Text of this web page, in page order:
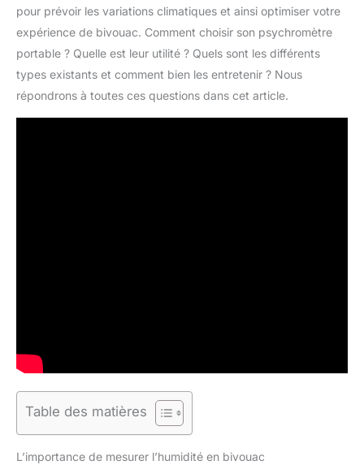
pour prévoir les variations climatiques et ainsi optimiser votre
expérience de bivouac. Comment choisir son psychromètre
portable ? Quelle est leur utilité ? Quels sont les différents
types existants et comment bien les entretenir ? Nous
répondrons à toutes ces questions dans cet article.
Table des matières
L’importance de mesurer l’humidité en bivouac